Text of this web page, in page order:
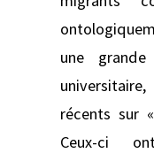
une
récents sur
Ceux-ci